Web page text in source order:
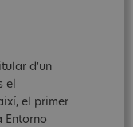
d'un
el
el primer
Entorno